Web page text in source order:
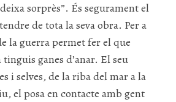
sorprès”. És segurament el
de tota la seva obra. Per a
la guerra permet fer el que
ganes d’anar. El seu
i selves, de la riba del mar a la
el posa en contacte amb gent